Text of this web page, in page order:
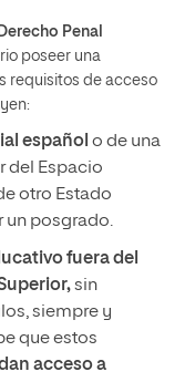
Penal
poseer una
requisitos de acceso
español o de una
del Espacio
otro Estado
un posgrado.
fuera del
sin
siempre y
que estos
acceso a